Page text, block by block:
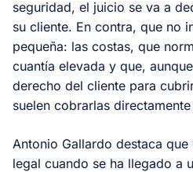
seguridad, el juicio se va a
su cliente. En contra, que no
pequeña: las costas, que
cuantía elevada y que,
derecho del cliente para
suelen cobrarlas
Antonio Gallardo destaca
legal cuando se ha llegado a